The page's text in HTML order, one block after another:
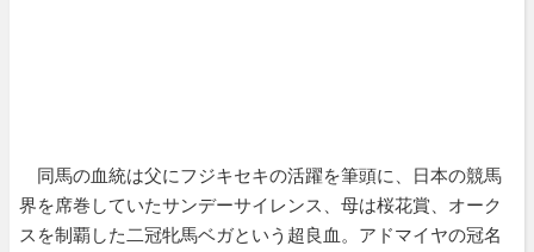
同馬の血統は父にフジキセキの活躍を筆頭に、日本の競馬
界を席巻していたサンデーサイレンス、母は桜花賞、オーク
スを制覇した二冠牝馬ベガという超良血。アドマイヤの冠名